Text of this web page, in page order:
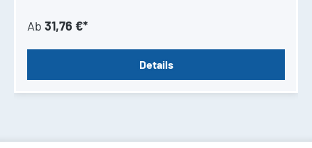
Ab 31,76 €*
Details